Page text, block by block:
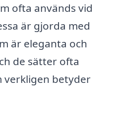
ofta används vid
är gjorda med
är eleganta och
de sätter ofta
verkligen betyder